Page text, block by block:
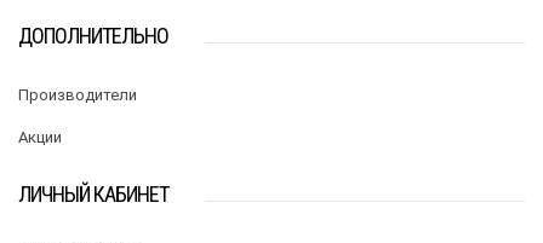
ДОПОЛНИТЕЛЬНО
Производители
Акции
ЛИЧНЫЙ КАБИНЕТ